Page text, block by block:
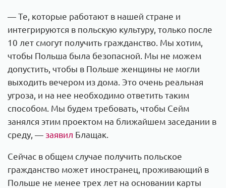
— Те, которые работают в нашей стране и
интегрируются в польскую культуру, только после
10 лет смогут получить гражданство. Мы хотим,
чтобы Польша была безопасной. Мы не можем
допустить, чтобы в Польше женщины не могли
выходить вечером из дома. Это очень реальная
угроза, и на нее необходимо ответить таким
способом. Мы будем требовать, чтобы Сейм
занялся этим проектом на ближайшем заседании в
среду, — заявил Блащак.
Сейчас в общем случае получить польское
гражданство может иностранец, проживающий в
Польше не менее трех лет на основании карты